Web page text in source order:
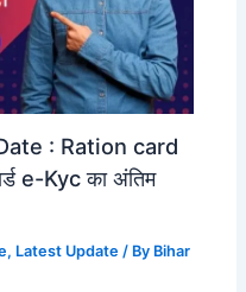
: Ration card
e-Kyc का अंतिम
, Latest Update / By Bihar